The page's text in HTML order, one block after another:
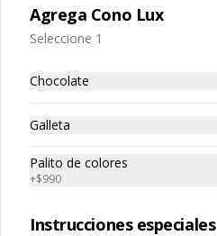
Franquicias
Encuéntranos
Política de privacidad
Redes sociales
Instagram
Facebook
Agrega Cono Lux
Seleccione 1
Chocolate
Galleta
Palito de colores
+$990
Instrucciones especiales